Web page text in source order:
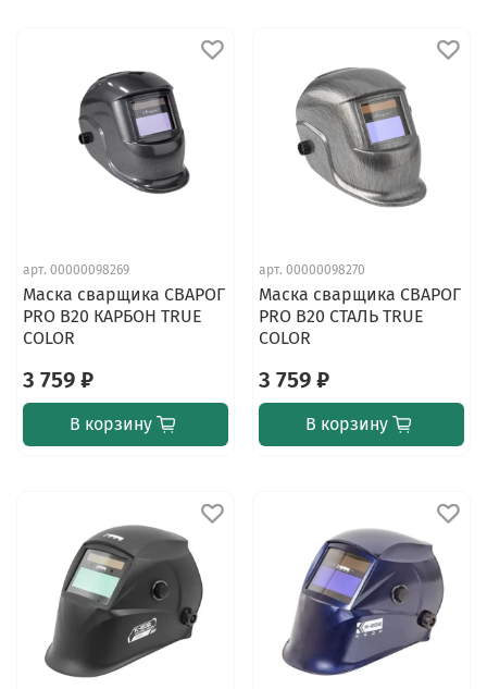
арт. 00000098269
Маска сварщика СВАРОГ
PRO B20 КАРБОН TRUE
COLOR
3 759 ₽
В корзину
арт. 00000098270
Маска сварщика СВАРОГ
PRO B20 СТАЛЬ TRUE
COLOR
3 759 ₽
В корзину